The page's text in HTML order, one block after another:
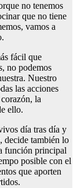
no tenemos
que no tiene
vamos a
fácil que
no podemos
Nuestro
las acciones
la
ello.
día tras día y
decide también lo
función principal
posible con el
que aporten